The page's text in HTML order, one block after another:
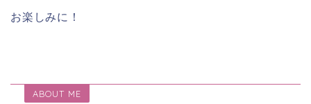
お楽しみに！
ABOUT ME